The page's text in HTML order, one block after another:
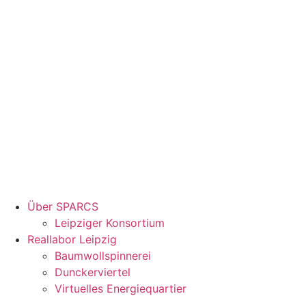
Über SPARCS
Leipziger Konsortium
Reallabor Leipzig
Baumwollspinnerei
Dunckerviertel
Virtuelles Energiequartier